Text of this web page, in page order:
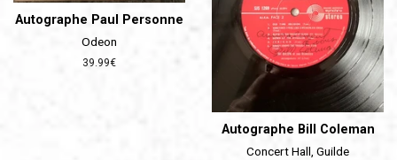
Autographe Paul Personne
Odeon
Prix
39.99€
Autographe Bill Coleman
Concert Hall, Guilde